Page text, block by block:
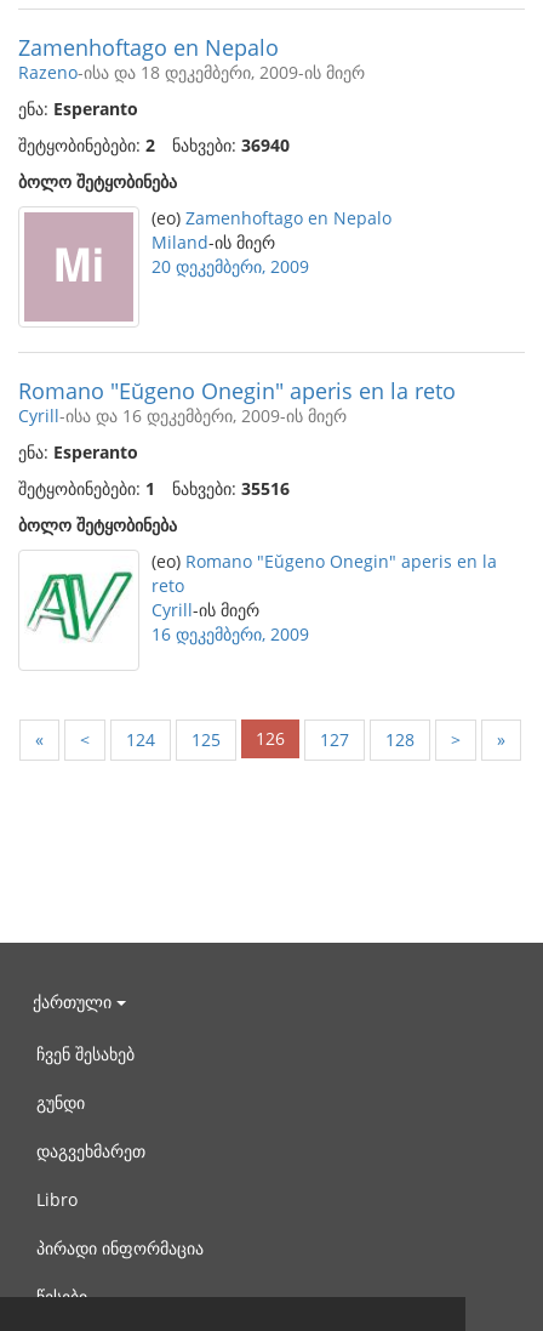
Zamenhoftago en Nepalo
Razeno-ისა და 18 დეკემბერი, 2009-ის მიერ
ენა: Esperanto
შეტყობინებები: 2 ნახვები: 36940
ბოლო შეტყობინება
(eo) Zamenhoftago en Nepalo
Miland-ის მიერ
20 დეკემბერი, 2009
Romano "Eŭgeno Onegin" aperis en la reto
Cyrill-ისა და 16 დეკემბერი, 2009-ის მიერ
ენა: Esperanto
შეტყობინებები: 1 ნახვები: 35516
ბოლო შეტყობინება
(eo) Romano "Eŭgeno Onegin" aperis en la
reto
Cyrill-ის მიერ
16 დეკემბერი, 2009
« < 124 125 126 127 128 > »
ქართული
ჩვენ შესახებ
გუნდი
დაგვეხმარეთ
Libro
პირადი ინფორმაცია
წესები